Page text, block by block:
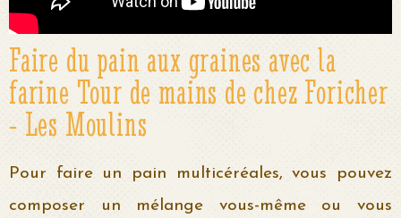
Faire du pain aux graines avec la
farine Tour de mains de chez Foricher
- Les Moulins
Pour faire un pain multicéréales, vous pouvez
composer un mélange vous-même ou vous